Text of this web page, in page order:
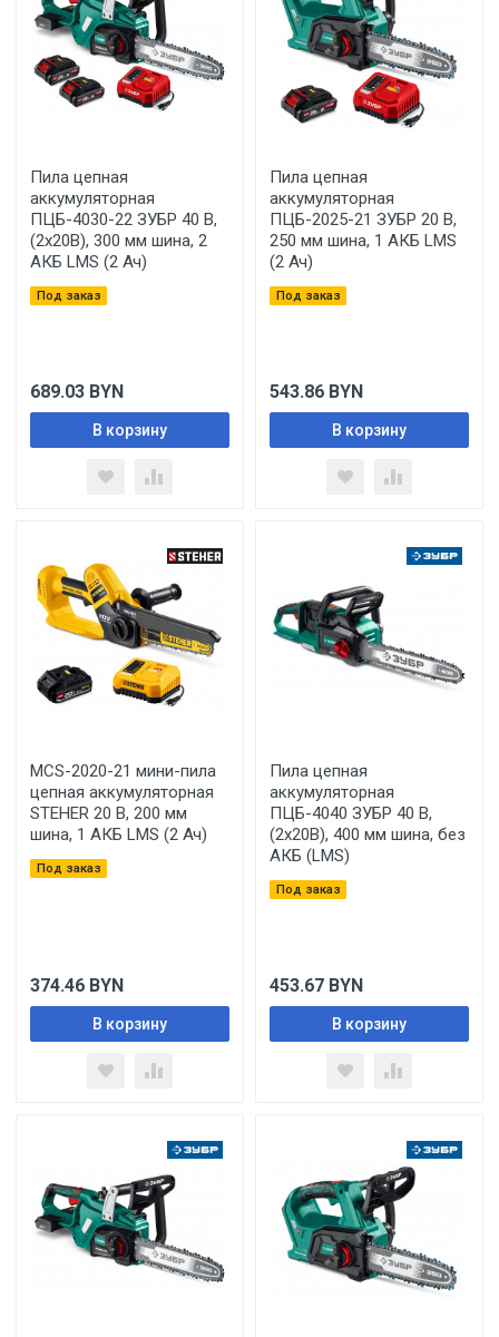
Пила цепная
аккумуляторная
ПЦБ-4030-22 ЗУБР 40 В,
(2x20В), 300 мм шина, 2
АКБ LMS (2 Ач)
Под заказ
689.03 BYN
В корзину
Пила цепная
аккумуляторная
ПЦБ-2025-21 ЗУБР 20 В,
250 мм шина, 1 АКБ LMS
(2 Ач)
Под заказ
543.86 BYN
В корзину
MCS-2020-21 мини-пила
цепная аккумуляторная
STEHER 20 В, 200 мм
шина, 1 АКБ LMS (2 Ач)
Под заказ
374.46 BYN
В корзину
Пила цепная
аккумуляторная
ПЦБ-4040 ЗУБР 40 В,
(2x20В), 400 мм шина, без
АКБ (LMS)
Под заказ
453.67 BYN
В корзину